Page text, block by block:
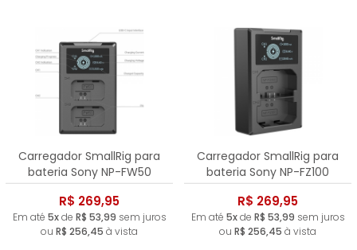
Carregador SmallRig para
bateria Sony NP-FW50
R$ 269,95
Em até 5xde R$ 53,99 sem juros
ou R$ 256,45 à vista
Carregador SmallRig para
bateria Sony NP-FZ100
R$ 269,95
Em até 5xde R$ 53,99 sem juros
ou R$ 256,45 à vista